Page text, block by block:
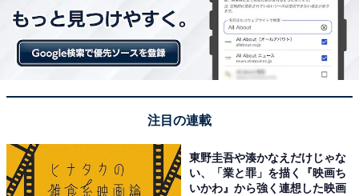
「親にお金を多く渡したいと思うことも多いので
すが」
実家暮らしで苦労していることを尋ねると、「生活時間
をお互いに合わせることと共同生活をしないといけない
のでストレスがあることがあります。 一人暮らしなら気
洗い物とかもお互い気を使うことが多くありますね」
と、話してくれました。
注目の連載
東野圭吾や湊かなえだけじゃな
い、「業と罪」を描く『映画ち
いかわ』から強く連想した映画